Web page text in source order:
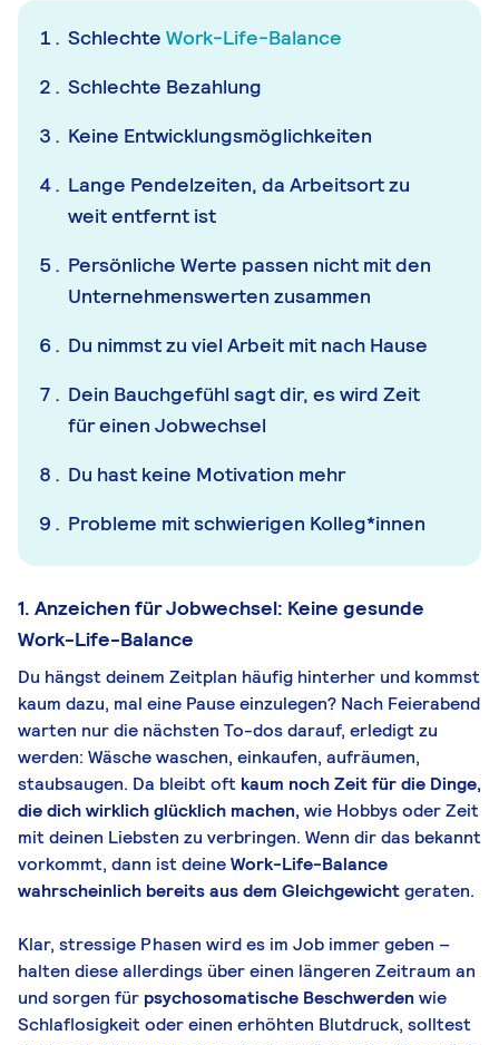
Schlechte Work-Life-Balance
Schlechte Bezahlung
Keine Entwicklungsmöglichkeiten
Lange Pendelzeiten, da Arbeitsort zu
weit entfernt ist
Persönliche Werte passen nicht mit den
Unternehmenswerten zusammen
Du nimmst zu viel Arbeit mit nach Hause
Dein Bauchgefühl sagt dir, es wird Zeit
für einen Jobwechsel
Du hast keine Motivation mehr
Probleme mit schwierigen Kolleg*innen
1. Anzeichen für Jobwechsel: Keine gesunde
Work-Life-Balance
Du hängst deinem Zeitplan häufig hinterher und kommst
kaum dazu, mal eine Pause einzulegen? Nach Feierabend
warten nur die nächsten To-dos darauf, erledigt zu
werden: Wäsche waschen, einkaufen, aufräumen,
staubsaugen. Da bleibt oft kaum noch Zeit für die Dinge,
die dich wirklich glücklich machen, wie Hobbys oder Zeit
mit deinen Liebsten zu verbringen. Wenn dir das bekannt
vorkommt, dann ist deineWork-Life-Balance
wahrscheinlich bereits aus dem Gleichgewichtgeraten.
Klar, stressige Phasen wird es im Job immer geben –
halten diese allerdings über einen längeren Zeitraum an
und sorgen für psychosomatische Beschwerdenwie
Schlaflosigkeit oder einen erhöhten Blutdruck, solltest